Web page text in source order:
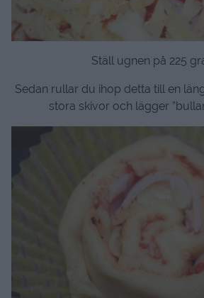
Ställ ugnen på 225
Sedan rullar du ihop detta till en
stora skivor och lägger